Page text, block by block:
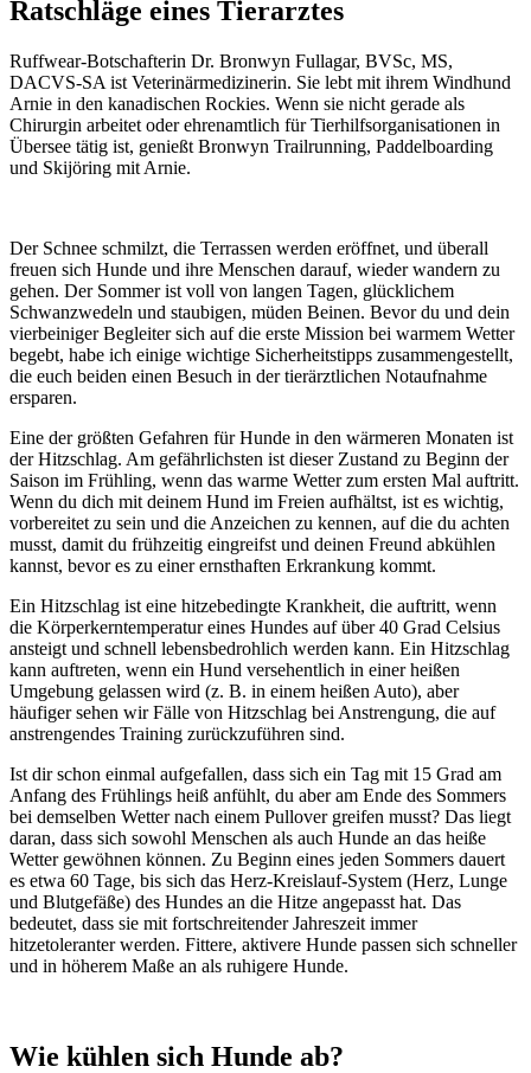
Ratschläge eines Tierarztes
Ruffwear-Botschafterin Dr. Bronwyn Fullagar, BVSc, MS,
DACVS-SA ist Veterinärmedizinerin. Sie lebt mit ihrem Windhund
Arnie in den kanadischen Rockies. Wenn sie nicht gerade als
Chirurgin arbeitet oder ehrenamtlich für Tierhilfsorganisationen in
Übersee tätig ist, genießt Bronwyn Trailrunning, Paddelboarding
und Skijöring mit Arnie.
Der Schnee schmilzt, die Terrassen werden eröffnet, und überall
freuen sich Hunde und ihre Menschen darauf, wieder wandern zu
gehen. Der Sommer ist voll von langen Tagen, glücklichem
Schwanzwedeln und staubigen, müden Beinen. Bevor du und dein
vierbeiniger Begleiter sich auf die erste Mission bei warmem Wetter
begebt, habe ich einige wichtige Sicherheitstipps zusammengestellt,
die euch beiden einen Besuch in der tierärztlichen Notaufnahme
ersparen.
Eine der größten Gefahren für Hunde in den wärmeren Monaten ist
der Hitzschlag. Am gefährlichsten ist dieser Zustand zu Beginn der
Saison im Frühling, wenn das warme Wetter zum ersten Mal auftritt.
Wenn du dich mit deinem Hund im Freien aufhältst, ist es wichtig,
vorbereitet zu sein und die Anzeichen zu kennen, auf die du achten
musst, damit du frühzeitig eingreifst und deinen Freund abkühlen
kannst, bevor es zu einer ernsthaften Erkrankung kommt.
Ein Hitzschlag ist eine hitzebedingte Krankheit, die auftritt, wenn
die Körperkerntemperatur eines Hundes auf über 40 Grad Celsius
ansteigt und schnell lebensbedrohlich werden kann. Ein Hitzschlag
kann auftreten, wenn ein Hund versehentlich in einer heißen
Umgebung gelassen wird (z. B. in einem heißen Auto), aber
häufiger sehen wir Fälle von Hitzschlag bei Anstrengung, die auf
anstrengendes Training zurückzuführen sind.
Ist dir schon einmal aufgefallen, dass sich ein Tag mit 15 Grad am
Anfang des Frühlings heiß anfühlt, du aber am Ende des Sommers
bei demselben Wetter nach einem Pullover greifen musst? Das liegt
daran, dass sich sowohl Menschen als auch Hunde an das heiße
Wetter gewöhnen können. Zu Beginn eines jeden Sommers dauert
es etwa 60 Tage, bis sich das Herz-Kreislauf-System (Herz, Lunge
und Blutgefäße) des Hundes an die Hitze angepasst hat. Das
bedeutet, dass sie mit fortschreitender Jahreszeit immer
hitzetoleranter werden. Fittere, aktivere Hunde passen sich schneller
und in höherem Maße an als ruhigere Hunde.
Wie kühlen sich Hunde ab?